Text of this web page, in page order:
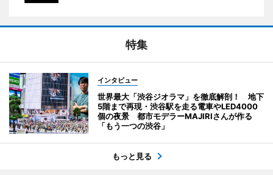
特集
インタビュー
世界最大「渋谷ジオラマ」を徹底解剖！ 地下
5階まで再現・渋谷駅を走る電車やLED4000
個の夜景 都市モデラーMAJIRIさんが作る
「もう一つの渋谷」
もっと見る